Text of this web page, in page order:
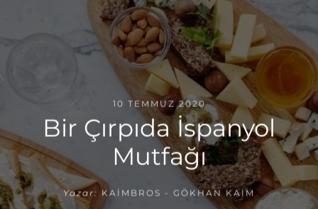
10 TEMMUZ 2020
Bir Çırpıda İspanyol
Mutfağı
Yazar: KAIMBROS - GÖKHAN KAIM